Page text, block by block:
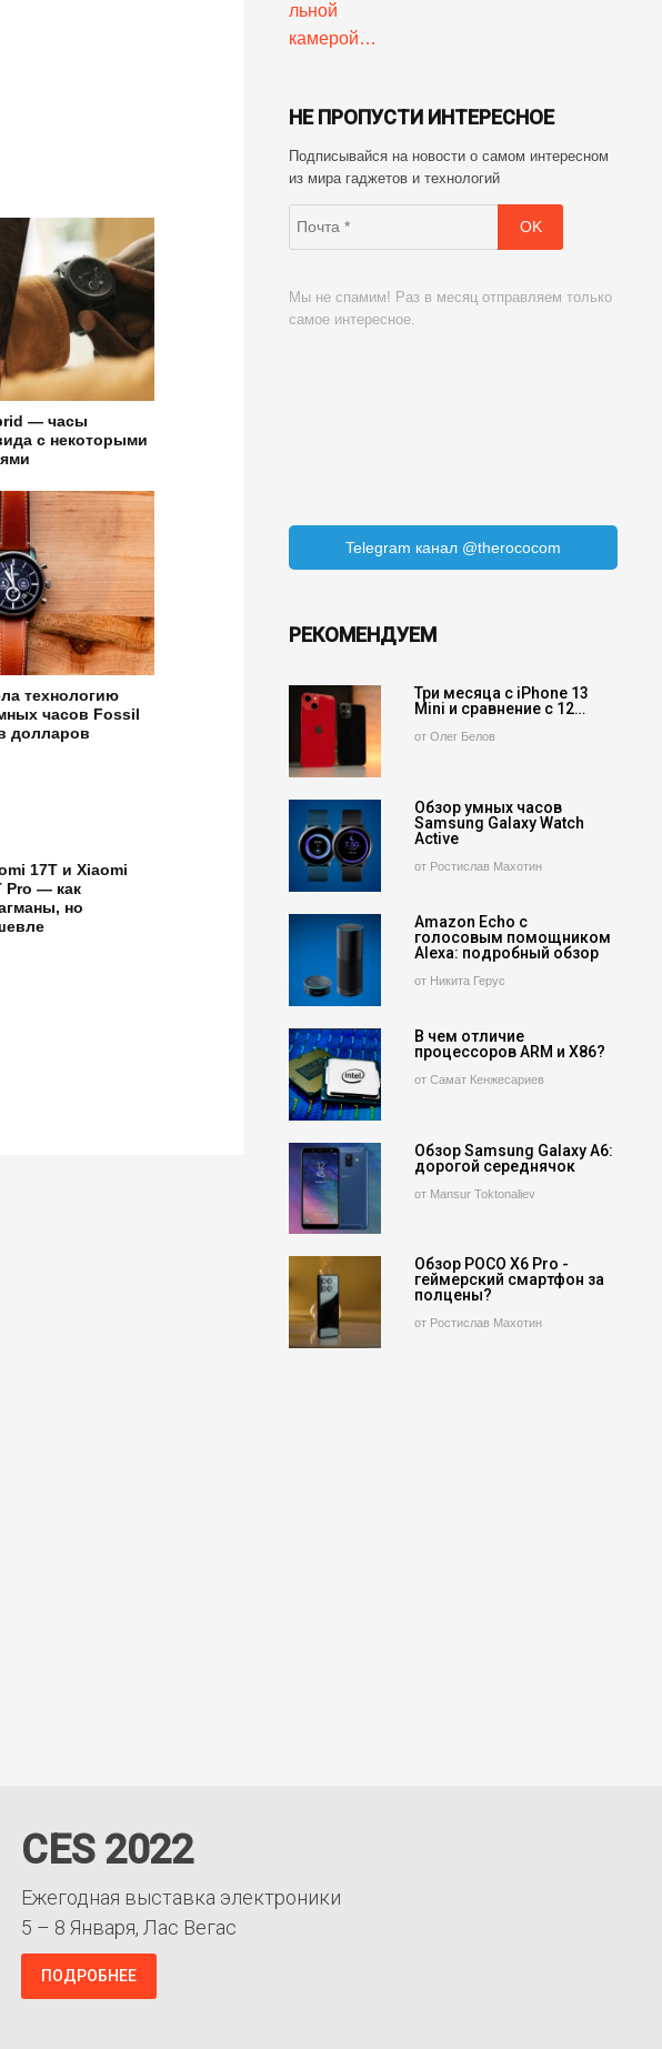
— часы
с некоторыми
технологию
часов Fossil
долларов
17T и Xiaomi
Pro — как
но
НЕ ПРОПУСТИ ИНТЕРЕСНОЕ
Подписывайся на новости о самом интересном
из мира гаджетов и технологий
Мы не спамим! Раз в месяц отправляем только
самое интересное.
Telegram канал @therococom
РЕКОМЕНДУЕМ
Три месяца с iPhone 13
Mini и сравнение с 12…
от Олег Белов
Обзор умных часов
Samsung Galaxy Watch
Active
от Ростислав Махотин
Amazon Echo с
голосовым помощником
Alexa: подробный обзор
от Никита Герус
В чем отличие
процессоров ARM и X86?
от Самат Кенжесариев
Обзор Samsung Galaxy A6:
дорогой середнячок
от Mansur Toktonaliev
Обзор POCO X6 Pro -
геймерский смартфон за
полцены?
от Ростислав Махотин
CES 2022
Ежегодная выставка электроники
5 – 8 Января, Лас Вегас
ПОДРОБНЕЕ